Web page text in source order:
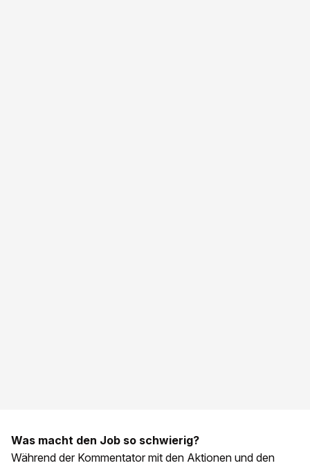
Was macht den Job so schwierig?
Während der Kommentator mit den Aktionen und den